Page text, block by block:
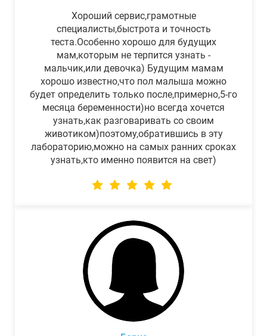
Хороший сервис,грамотные
специалисты,быстрота и точность
теста.Особенно хорошо для будущих
мам,которым не терпится узнать -
мальчик,или девочка) Будущим мамам
хорошо известно,что пол малыша можно
будет определить только после,примерно,5-го
месяца беременности)но всегда хочется
узнать,как разговаривать со своим
животиком)поэтому,обратившись в эту
лабораторию,можно на самых ранних сроках
узнать,кто именно появится на свет)